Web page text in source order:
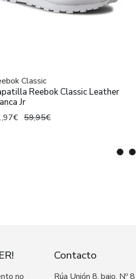
Classic
Reebok Classic Leather
Jr
59,95€
no
Contacto
Rúa Unión 8, bajo, Nº 8